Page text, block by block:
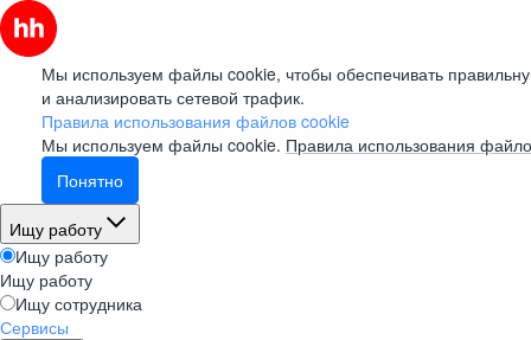
Мы используем файлы cookie, чтобы обеспечивать
и анализировать сетевой трафик.
Правила использования файлов cookie
Мы используем файлы cookie. Правила использования
Понятно
Ищу работу
Ищу работу
Ищу работу
Ищу сотрудника
Сервисы